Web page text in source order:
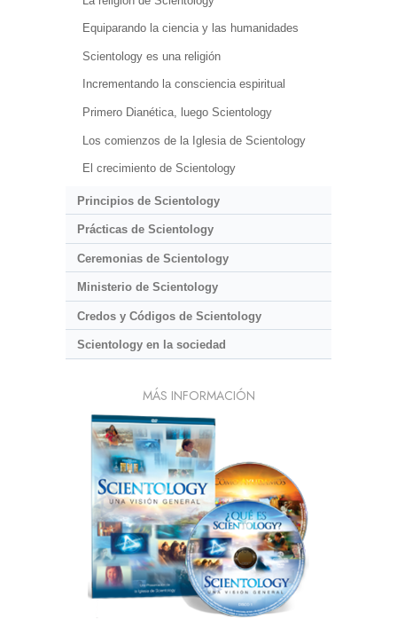
Equiparando la ciencia y las humanidades
Scientology es una religión
Incrementando la consciencia espiritual
Primero Dianética, luego Scientology
Los comienzos de la Iglesia de Scientology
El crecimiento de Scientology
Principios de Scientology
Prácticas de Scientology
Ceremonias de Scientology
Ministerio de Scientology
Credos y Códigos de Scientology
Scientology en la sociedad
MÁS INFORMACIÓN